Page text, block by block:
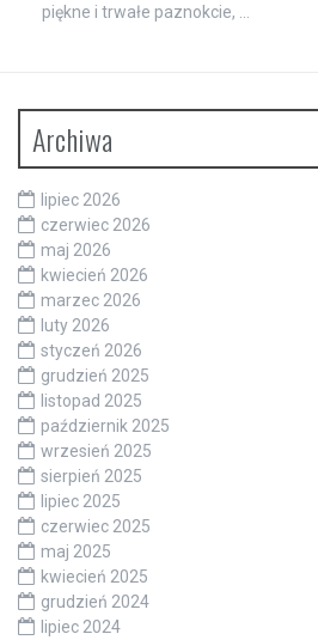
piękne i trwałe paznokcie, …
Archiwa
lipiec 2026
czerwiec 2026
maj 2026
kwiecień 2026
marzec 2026
luty 2026
styczeń 2026
grudzień 2025
listopad 2025
październik 2025
wrzesień 2025
sierpień 2025
lipiec 2025
czerwiec 2025
maj 2025
kwiecień 2025
grudzień 2024
lipiec 2024